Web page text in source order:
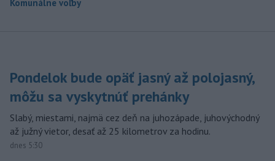
Komunálne voľby
Pondelok bude opäť jasný až polojasný,
môžu sa vyskytnúť prehánky
Slabý, miestami, najmä cez deň na juhozápade, juhovýchodný
až južný vietor, desať až 25 kilometrov za hodinu.
dnes 5:30